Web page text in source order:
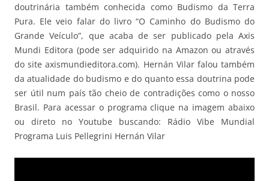
doutrinária também conhecida como Budismo da Terra
Pura. Ele veio falar do livro “O Caminho do Budismo do
Grande Veículo”, que acaba de ser publicado pela Axis
Mundi Editora (pode ser adquirido na Amazon ou através
do site axismundieditora.com). Hernán Vilar falou também
da atualidade do budismo e do quanto essa doutrina pode
ser útil num país tão cheio de contradições como o nosso
Brasil. Para acessar o programa clique na imagem abaixo
ou direto no Youtube buscando: Rádio Vibe Mundial
Programa Luis Pellegrini Hernán Vilar